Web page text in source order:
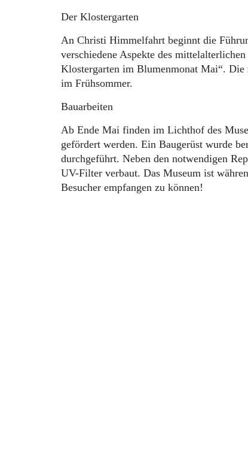
Der Klostergarten
An Christi Himmelfahrt beginnt die
verschiedene Aspekte des
Klostergarten im Blumenmonat Mai“.
im Frühsommer.
Bauarbeiten
Ab Ende Mai finden im Lichthof des
gefördert werden. Ein Baugerüst wurde
durchgeführt. Neben den notwendigen
UV-Filter verbaut. Das Museum ist
Besucher empfangen zu können!